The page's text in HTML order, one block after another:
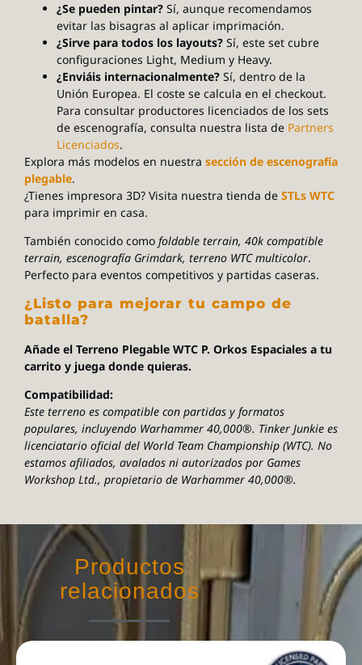
¿Se pueden pintar? Sí, aunque recomendamos
evitar las bisagras al aplicar imprimación.
¿Sirve para todos los layouts? Sí, este set cubre
configuraciones Light, Medium y Heavy.
¿Enviáis internacionalmente? Sí, dentro de la
Unión Europea. El coste se calcula en el checkout.
Para consultar productores licenciados de los sets
de escenografía, consulta nuestra lista de Partners
Licenciados.
Explora más modelos en nuestra sección de escenografía
plegable.
¿Tienes impresora 3D? Visita nuestra tienda de STLs WTC
para imprimir en casa.
También conocido como foldable terrain, 40k compatible
terrain, escenografía Grimdark, terreno WTC multicolor.
Perfecto para eventos competitivos y partidas caseras.
¿Listo para mejorar tu campo de
batalla?
Añade el Terreno Plegable WTC P. Orkos Espaciales a tu
carrito y juega donde quieras.
Compatibilidad:
Este terreno es compatible con partidas y formatos
populares, incluyendo Warhammer 40,000®. Tinker Junkie es
licenciatario oficial del World Team Championship (WTC). No
estamos afiliados, avalados ni autorizados por Games
Workshop Ltd., propietario de Warhammer 40,000®.
Productos
relacionados